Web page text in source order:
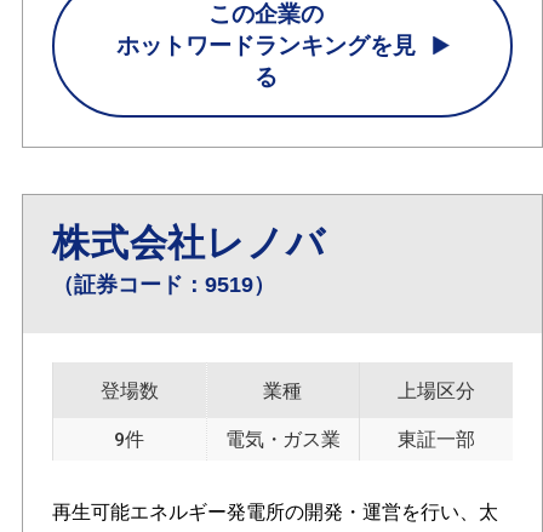
この企業の
ホットワードランキングを見
る
株式会社レノバ
（証券コード：9519）
登場数
9件
業種
電気・ガス業
上場区分
東証一部
再生可能エネルギー発電所の開発・運営を行い、太